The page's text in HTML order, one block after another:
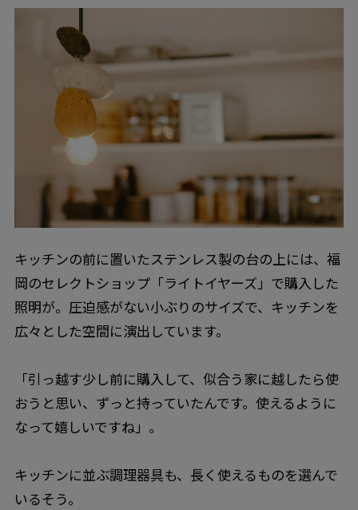
キッチンの前に置いたステンレス製の台の上には、福
岡のセレクトショップ「ライトイヤーズ」で購入した
照明が。圧迫感がない小ぶりのサイズで、キッチンを
広々とした空間に演出しています。
「引っ越す少し前に購入して、似合う家に越したら使
おうと思い、ずっと持っていたんです。使えるように
なって嬉しいですね」。
キッチンに並ぶ調理器具も、長く使えるものを選んで
いるそう。